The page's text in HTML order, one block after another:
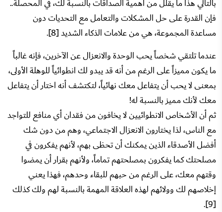
بالتالي هذا ما يقلل من أهمية الصداقات بالنسبة لك، في المحصلة..
فإن القدرة على حل المشكلات والتعامل مع التحديات دون
مساعدة المجموعة، هي من علامات الذكاء الشديد [8].
عندما تلتقي شخصاً يحب الوحدة والانعزال عن الآخرين، فإنه غالباً
ما يكون مميزاً على الرغم من أنه قد يبدو لك انطوائياً للوهلة الأولى،
بمعنى لا يحب أن يتفاعل معك نهائياً، لتكتشف أنه اختار أن يتفاعل
معك لأنك مميز بالنسبة له!
ثم أن الأشخاص الانطوائيين لا يخافون من فقدان أي منافع للتواجد
مع الناس، لذا يختارون الانعزال الاجتماعي، وهم من دون شك
أفضل الأصدقاء الذين يمكنك أن تحظى بهم، لأنهم يفكرون في
مصلحتك كما يفكرون بمصلحتهم تماماً، ولأنهم بقرار أن يمضوا
وقتهم معك، على الرغم من حبهم للبقاء وحدهم، فهذا يعني
إخلاصهم لك وولائهم لهذه العلاقة المهمة بالنسبة لهم ولك كذلك
[9].